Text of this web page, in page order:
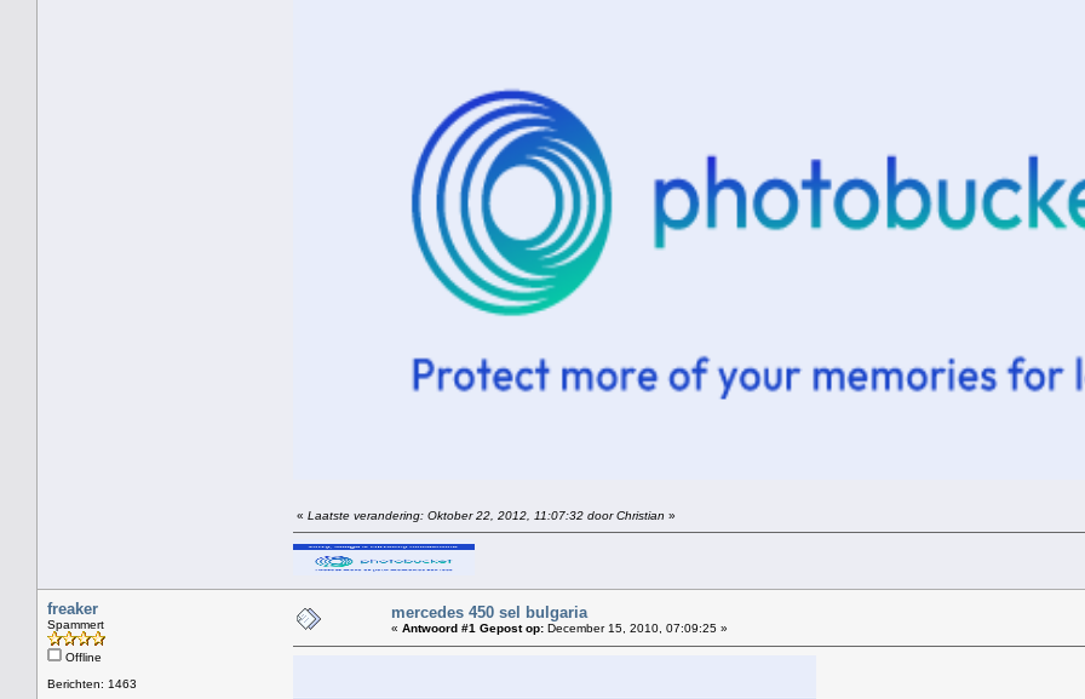
« Laatste verandering: Oktober 22, 2012, 11:07:32 door Christian »
freaker
Spammert
Offline
Berichten: 1463
mercedes 450 sel bulgaria
« Antwoord #1 Gepost op: December 15, 2010, 07:09:25 »